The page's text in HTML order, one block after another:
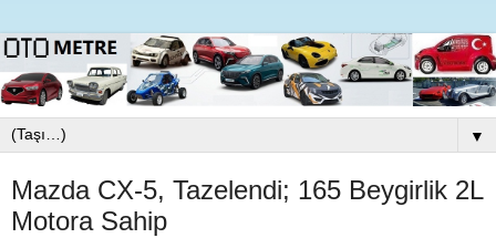
▼
Mazda CX-5, Tazelendi; 165 Beygirlik 2L
Motora Sahip